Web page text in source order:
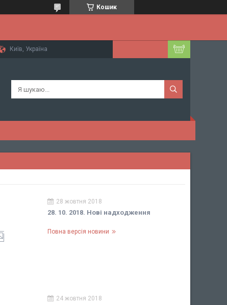
Кошик
Київ, Україна
28 жовтня 2018
28. 10. 2018. Нові надходження
Повна версія новини
24 жовтня 2018